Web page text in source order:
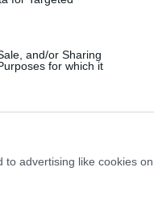
and/or Sharing
for which it
to advertising like cookies on
condizioni
più
proprie